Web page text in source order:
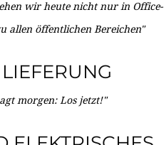
wir heute nicht nur in Office-
allen öffentlichen Bereichen"
morgen: Los jetzt!"